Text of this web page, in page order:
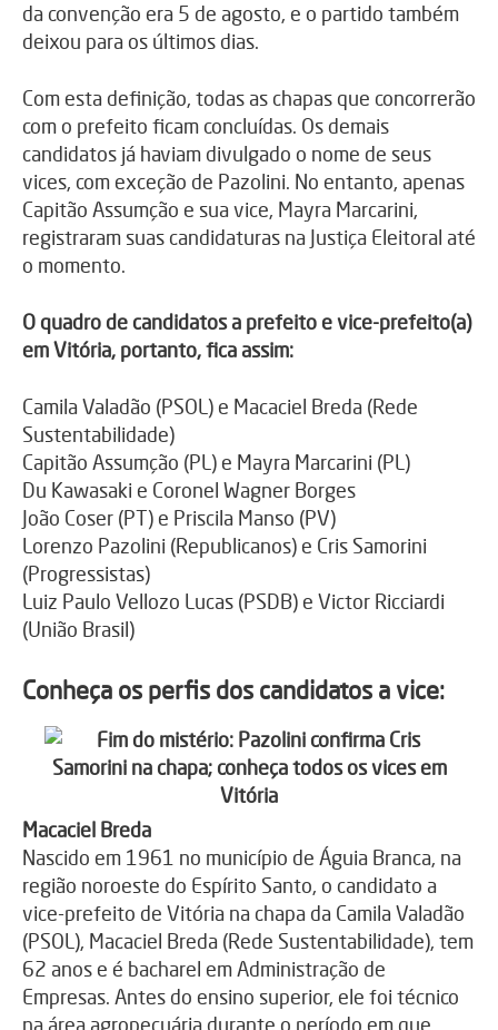
da convenção era 5 de agosto, e o partido também
deixou para os últimos dias.
Com esta definição, todas as chapas que concorrerão
com o prefeito ficam concluídas. Os demais
candidatos já haviam divulgado o nome de seus
vices, com exceção de Pazolini. No entanto, apenas
Capitão Assumção e sua vice, Mayra Marcarini,
registraram suas candidaturas na Justiça Eleitoral até
o momento.
O quadro de candidatos a prefeito e vice-prefeito(a)
em Vitória, portanto, fica assim:
Camila Valadão (PSOL) e Macaciel Breda (Rede
Sustentabilidade)
Capitão Assumção (PL) e Mayra Marcarini (PL)
Du Kawasaki e Coronel Wagner Borges
João Coser (PT) e Priscila Manso (PV)
Lorenzo Pazolini (Republicanos) e Cris Samorini
(Progressistas)
Luiz Paulo Vellozo Lucas (PSDB) e Victor Ricciardi
(União Brasil)
Conheça os perfis dos candidatos a vice:
Macaciel Breda
Nascido em 1961 no município de Águia Branca, na
região noroeste do Espírito Santo, o candidato a
vice-prefeito de Vitória na chapa da Camila Valadão
(PSOL), Macaciel Breda (Rede Sustentabilidade), tem
62 anos e é bacharel em Administração de
Empresas. Antes do ensino superior, ele foi técnico
na área agropecuária durante o período em que